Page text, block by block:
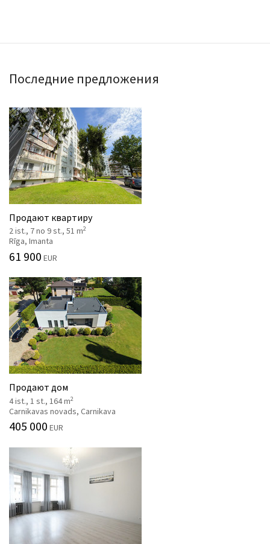
Последние предложения
Продают квартиру
2 ist., 7 no 9 st., 51 m2
Rīga, Imanta
61 900 EUR
Продают дом
4 ist., 1 st., 164 m2
Carnikavas novads, Carnikava
405 000 EUR